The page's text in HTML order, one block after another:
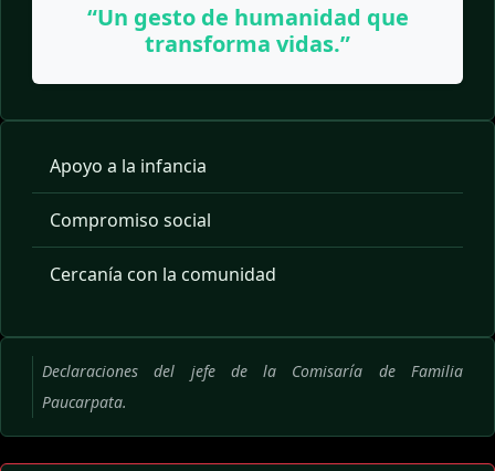
“Un gesto de humanidad que
transforma vidas.”
Apoyo a la infancia
Compromiso social
Cercanía con la comunidad
Declaraciones del jefe de la Comisaría de Familia
Paucarpata.